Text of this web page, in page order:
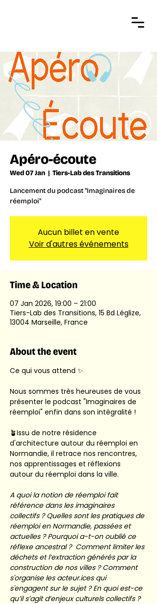
Apéro-écoute
Wed 07 Jan
  |
Tiers-Lab des Transitions
Lancement du podcast "Imaginaires de
réemploi"
Aucun billet en vente
Voir d'autres événements
Time & Location
07 Jan 2026, 19:00 – 21:00
Tiers-Lab des Transitions, 15 Bd Léglize,
13004 Marseille, France
About the event
Ce qui vous attend ✨
Nous sommes très heureuses de vous
présenter le podcast "Imaginaires de
réemploi" enfin dans son intégralité !
🪴Issu de notre résidence
d'architecture autour du réemploi en
Normandie, il retrace nos rencontres,
nos apprentissages et réflexions
autour du réemploi dans la ville.
A quoi la notion de réemploi fait
référence dans les imaginaires
collectifs ? Quelles sont les pratiques de
réemploi en Normandie, passées et
actuelles ? Pourquoi a-t-on oublié ce
réflexe ancestral ?  Comment limiter les
déchets et l’extraction générés par la
construction de nos villes ? Comment
s'organise les acteur.ices qui
s'engagent sur le sujet ? En quoi est-ce
qu’il s’agit d’enjeux culturels collectifs ?